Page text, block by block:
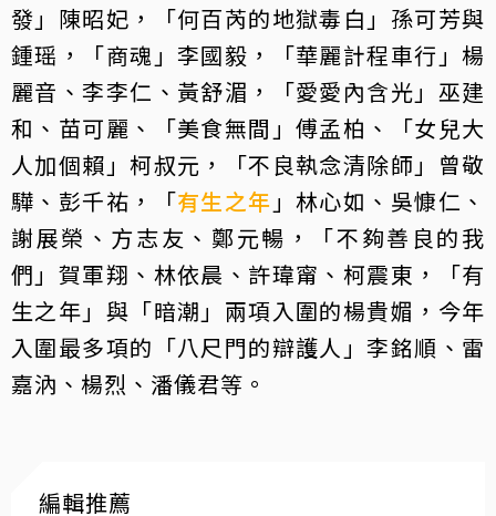
發」陳昭妃，「何百芮的地獄毒白」孫可芳與
鍾瑶，「商魂」李國毅，「華麗計程車行」楊
麗音、李李仁、黃舒湄，「愛愛內含光」巫建
和、苗可麗、「美食無間」傅孟柏、「女兒大
人加個賴」柯叔元，「不良執念清除師」曾敬
驊、彭千祐，「有生之年 」林心如、吳慷仁、
謝展榮、方志友、鄭元暢，「不夠善良的我
們」賀軍翔、林依晨、許瑋甯、柯震東，「有
生之年」與「暗潮」兩項入圍的楊貴媚，今年
入圍最多項的「八尺門的辯護人」李銘順、雷
嘉汭、楊烈、潘儀君等。
編輯推薦